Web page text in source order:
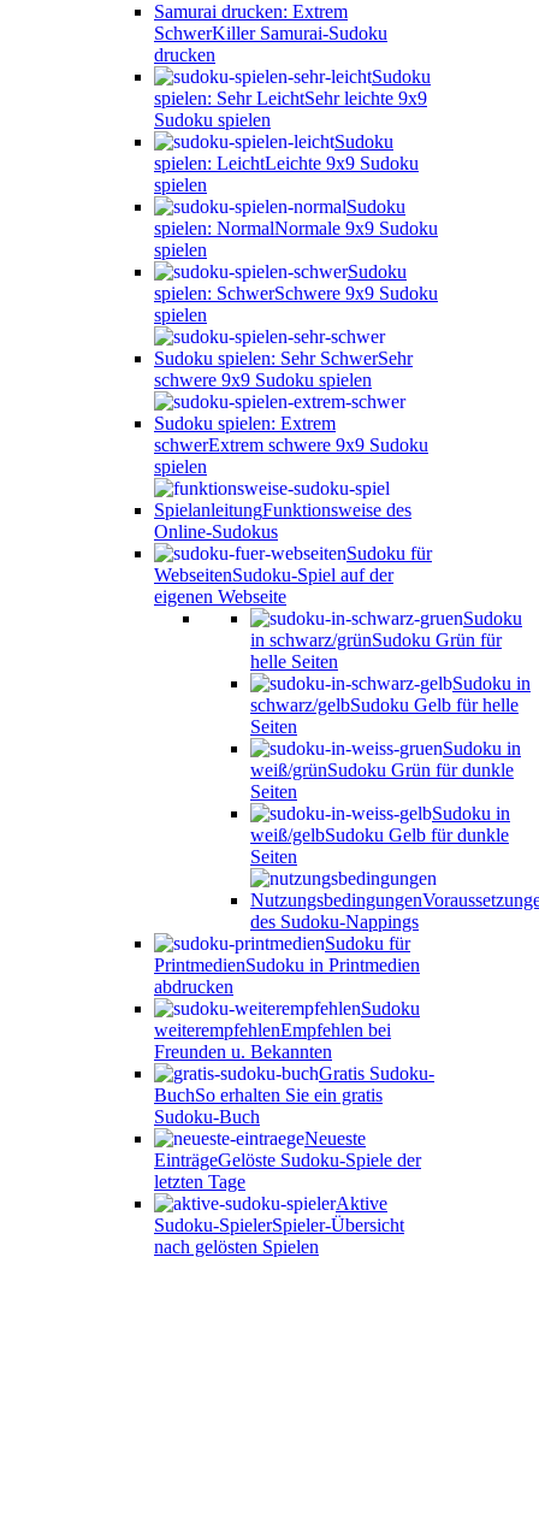
Samurai drucken: Extrem
SchwerKiller Samurai-Sudoku
drucken
Sudoku
spielen: Sehr LeichtSehr leichte 9x9
Sudoku spielen
Sudoku
spielen: LeichtLeichte 9x9 Sudoku
spielen
Sudoku
spielen: NormalNormale 9x9 Sudoku
spielen
Sudoku
spielen: SchwerSchwere 9x9 Sudoku
spielen
Sudoku spielen: Sehr SchwerSehr
schwere 9x9 Sudoku spielen
Sudoku spielen: Extrem
schwerExtrem schwere 9x9 Sudoku
spielen
SpielanleitungFunktionsweise des
Online-Sudokus
Sudoku für
WebseitenSudoku-Spiel auf der
eigenen Webseite
Sudoku
in schwarz/grünSudoku Grün für
helle Seiten
Sudoku in
schwarz/gelbSudoku Gelb für helle
Seiten
Sudoku in
weiß/grünSudoku Grün für dunkle
Seiten
Sudoku in
weiß/gelbSudoku Gelb für dunkle
Seiten
Nutzungsbedingungen
des Sudoku-Nappings
Sudoku für
PrintmedienSudoku in Printmedien
abdrucken
Sudoku
weiterempfehlenEmpfehlen bei
Freunden u. Bekannten
Gratis Sudoku-
BuchSo erhalten Sie ein gratis
Sudoku-Buch
Neueste
EinträgeGelöste Sudoku-Spiele der
letzten Tage
Aktive
Sudoku-SpielerSpieler-Übersicht
nach gelösten Spielen